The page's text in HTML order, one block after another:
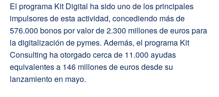
El programa Kit Digital ha sido uno de los principales
impulsores de esta actividad, concediendo más de
576.000 bonos por valor de 2.300 millones de euros para
la digitalización de pymes. Además, el programa Kit
Consulting ha otorgado cerca de 11.000 ayudas
equivalentes a 146 millones de euros desde su
lanzamiento en mayo.